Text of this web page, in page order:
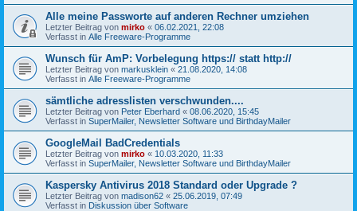
Alle meine Passworte auf anderen Rechner umziehen
Letzter Beitrag von mirko « 06.02.2021, 22:08
Verfasst in Alle Freeware-Programme
Wunsch für AmP: Vorbelegung https:// statt http://
Letzter Beitrag von markusklein « 21.08.2020, 14:08
Verfasst in Alle Freeware-Programme
sämtliche adresslisten verschwunden....
Letzter Beitrag von Peter Eberhard « 08.06.2020, 15:45
Verfasst in SuperMailer, Newsletter Software und BirthdayMailer
GoogleMail BadCredentials
Letzter Beitrag von mirko « 10.03.2020, 11:33
Verfasst in SuperMailer, Newsletter Software und BirthdayMailer
Kaspersky Antivirus 2018 Standard oder Upgrade ?
Letzter Beitrag von madison62 « 25.06.2019, 07:49
Verfasst in Diskussion über Software